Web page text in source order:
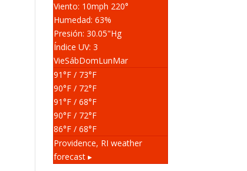
Viento: 10mph 220°
Humedad: 63%
Presión: 30.05"Hg
Índice UV: 3
VieSábDomLunMar
91°F / 73°F
90°F / 72°F
91°F / 68°F
90°F / 72°F
86°F / 68°F
Providence, RI weather
forecast ▸